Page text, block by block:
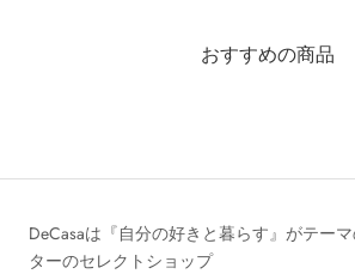
おすすめの商品
DeCasaは『自分の好きと暮らす』がテー
ターのセレクトショップ